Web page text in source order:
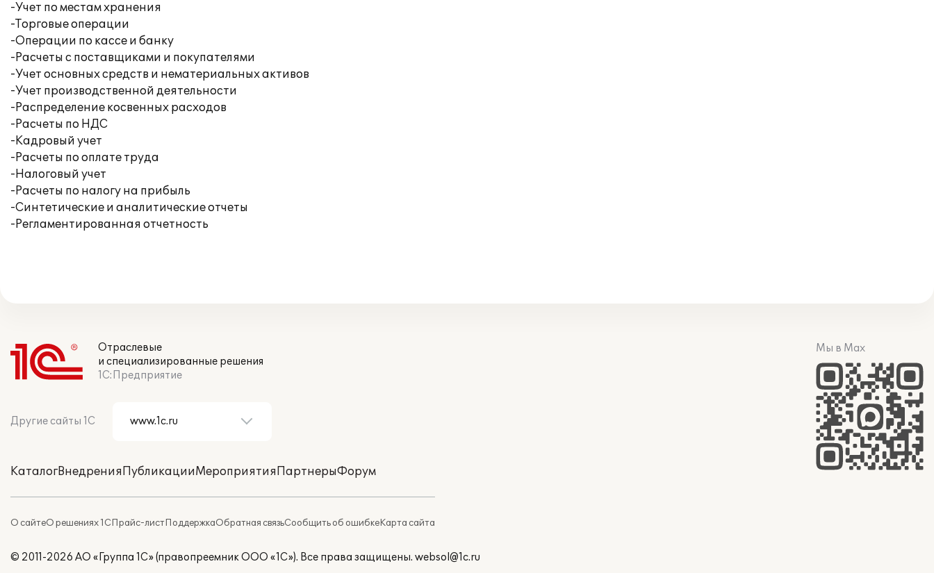
-Учет по местам хранения
-Торговые операции
-Операции по кассе и банку
-Расчеты с поставщиками и покупателями
-Учет основных средств и нематериальных активов
-Учет производственной деятельности
-Распределение косвенных расходов
-Расчеты по НДС
-Кадровый учет
-Расчеты по оплате труда
-Налоговый учет
-Расчеты по налогу на прибыль
-Синтетические и аналитические отчеты
-Регламентированная отчетность
Отраслевые
и специализированные решения
1С:Предприятие
Другие сайты 1С
КаталогВнедренияПубликацииМероприятияПартнерыФорум
О сайтеО решениях 1СПрайс-листПоддержкаОбратная связьСообщить об ошибкеКарта сайта
Мы в Max
© 2011-2026 АО «Группа 1С» (правопреемник ООО «1С»). Все права защищены. websol@1c.ru